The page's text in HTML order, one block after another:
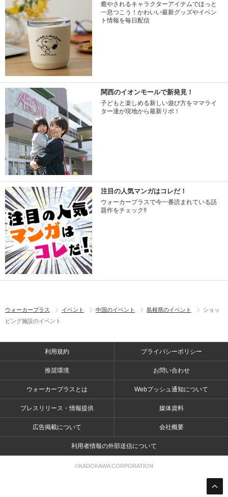
癒やされるキャラクターアイテムでほっと
一息つこう！かわいい最新グッズやイベン
ト情報を毎日配信
関西のイオンモールで新発見！
子どもと楽しめる新しい遊び方をママライ
ター達が現地から最新リポ！
注目の人気マンガはコレだ！
ウォーカープラスで今一番読まれている話
題作をチェック!!
ウォーカープラス イベント 中国のイベント 島根県のイベント
ショッ
ピング施設のイベント
利用規約 プライバシーポリシー
推奨環境 お問い合わせ
ウォーカープラスとは Webプッシュ通知について
プレスリリース・情報提供 媒体資料
広告掲載について 会社概要
利用者情報の外部送信について
©KADOKAWA CORPORATION